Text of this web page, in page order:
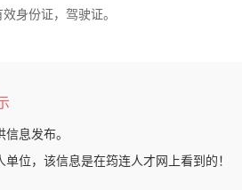
身份证，驾驶证。
信息发布。
单位，该信息是在筠连人才网上看到的！